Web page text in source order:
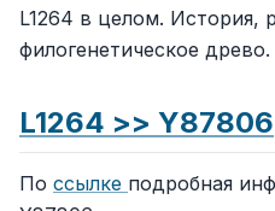
L1264 в целом. История,
филогенетическое древо.
L1264 >> Y87806
По ссылке подробная